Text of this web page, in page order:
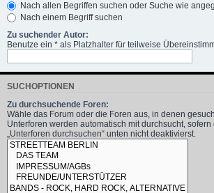
Nach allen Begriffen suchen oder Suche wie
Nach einem Begriff suchen
Zu suchender Autor:
Benutze ein * als Platzhalter für teilweise
SUCHOPTIONEN
Zu durchsuchende Foren:
Wähle das Forum oder die Foren aus, in denen
Unterforen werden automatisch mit durchsucht, sofern
„Unterforen durchsuchen“ unten nicht deaktivierst.